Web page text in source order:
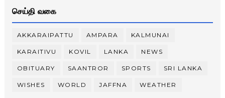
செய்தி வகை
AKKARAIPATTU AMPARA KALMUNAI
KARAITIVU KOVIL LANKA NEWS
OBITUARY SAANTROR SPORTS SRI LANKA
WISHES WORLD JAFFNA WEATHER